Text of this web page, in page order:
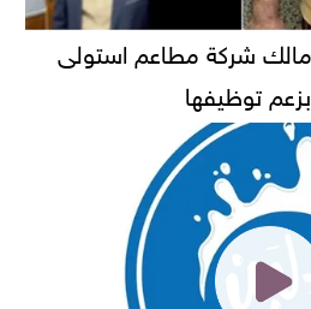
شركة مطاعم استولى
توظيفها